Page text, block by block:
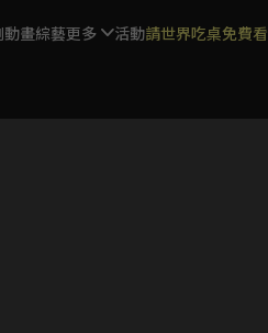
動畫綜藝更多 活動請世界吃桌免費看